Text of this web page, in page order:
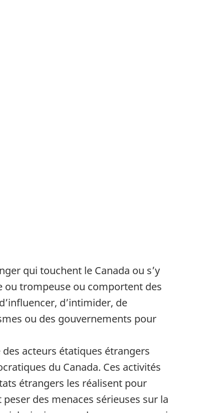
qui touchent le Canada ou s’y
ou trompeuse ou comportent des
d’intimider, de
ou des gouvernements pour
des acteurs étatiques étrangers
du Canada. Ces activités
étrangers les réalisent pour
des menaces sérieuses sur la